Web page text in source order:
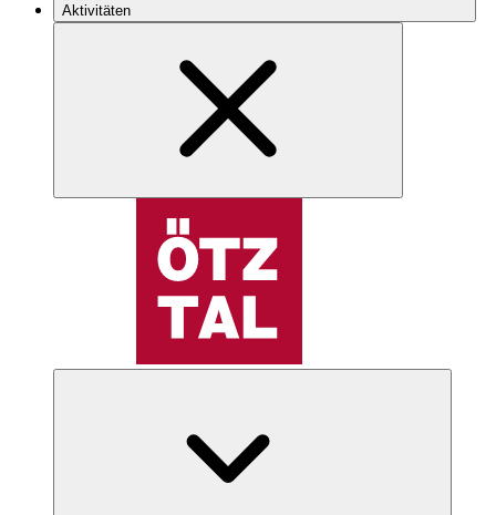
Aktivitäten